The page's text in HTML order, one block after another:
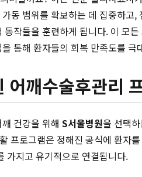
동 범위를 확보하는 데 집중하
작들을 훈련하게 됩니다. 이 모
통해 환자들의 회복 만족도를 극
깨수술후관리
건강을 위해 S서울병원을 선택
프로그램은 정해진 공식에 환자
가지고 유기적으로 연결됩니다.